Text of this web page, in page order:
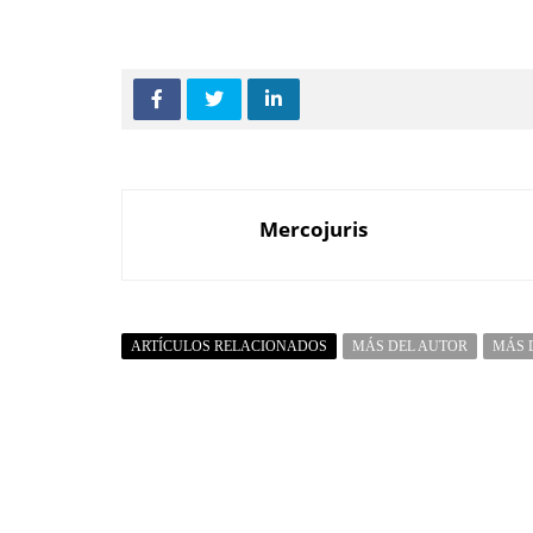
Mercojuris
ARTÍCULOS RELACIONADOS MÁS DEL AUTOR MÁS